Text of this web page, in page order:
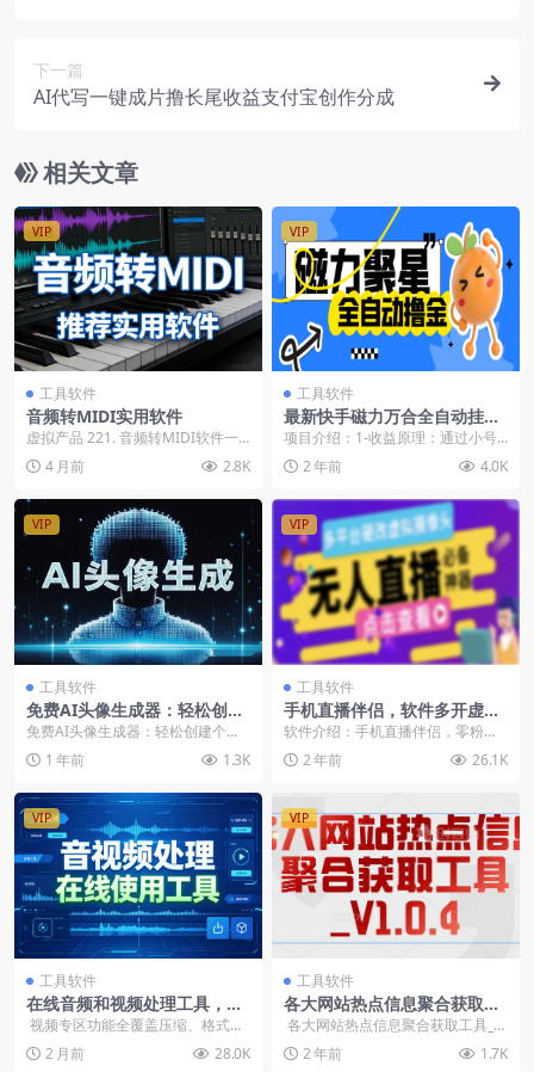
下一篇
AI代写一键成片撸长尾收益支付宝创作分成
相关文章
VIP
工具软件
音频转MIDI实用软件
虚拟产品 221. 音频转MIDI软件一
款实用的软件，推荐上架！有安装
说明 使用...
4 月前 2.8K
VIP
工具软件
最新快手磁力万合全自动挂机
项目，号称日赚500+【智能脚
本+使用教程】【已破解】
项目介绍：1-收益原理：通过小号
安装一个脚本，自动的进到你的开
通磁力万合账号的主...
2 年前 4.0K
VIP
工具软件
免费AI头像生成器：轻松创建
个性化头像，提升您的社交形
象【在线工具】
免费AI头像生成器：轻松创建个性
化头像，提升您的社交形象🎨 简介
使用我们的免费A...
1 年前 1.3K
VIP
工具软件
手机直播伴侣，软件多开虚拟
摄像头，支持当下主流平台
【软件+教程】【已破解】
软件介绍：手机直播伴侣，零粉丝
开播，一部手机即可开启无人直
播，小白首选！，虚拟摄...
2 年前 26.1K
VIP
工具软件
在线音频和视频处理工具，自
媒体素材预处理必备-在线工具
视频专区功能全覆盖压缩、格式转
换、片段裁剪、播放变速、画面裁
切缩放、...
2 月前 28.0K
VIP
工具软件
各大网站热点信息聚合获取工
具_V1.0.4
各大网站热点信息聚合获取工具_V
1.0.4 会员可免费获...
2 年前 1.7K